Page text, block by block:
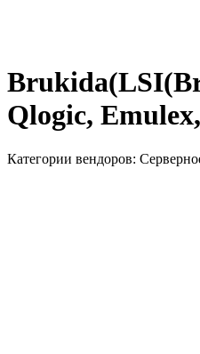
Qlogic,
Категории вендоров: